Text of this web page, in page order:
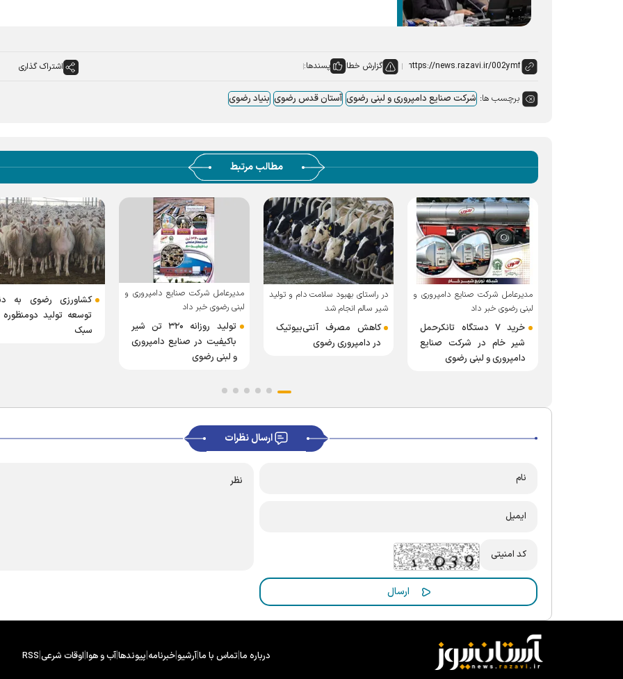
گزارش خطا پسندها: اشتراک گذاری
برچسب ها: شرکت صنایع دامپروری و لبنی رضوی آستان قدس رضوی بنیاد رضوی
مطالب مرتبط
مدیرعامل شرکت صنایع دامپروری و
لبنی رضوی خبر داد
خرید ۷ دستگاه تانکرحمل
شیر خام در شرکت صنایع
دامپروری و لبنی رضوی
در راستای بهبود سلامت دام و تولید
شیر سالم انجام شد
کاهش مصرف آنتی‌بیوتیک
در دامپروری رضوی
مدیرعامل شرکت صنایع دامپروری و
لبنی رضوی خبر داد
تولید روزانه ۳۲۰ تن شیر
باکیفیت در صنایع دامپروری
و لبنی رضوی
کشاورزی رضوی به
توسعه تولید دو‌منظوره
سبک
ارسال نظرات
درباره ما|تماس با ما|آرشیو|خبرنامه|پیوندها|آب و هوا|اوقات شرعی|
RSS